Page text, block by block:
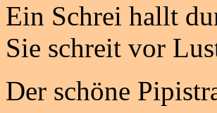
Ein Schrei hallt
Sie schreit vor
Der schöne